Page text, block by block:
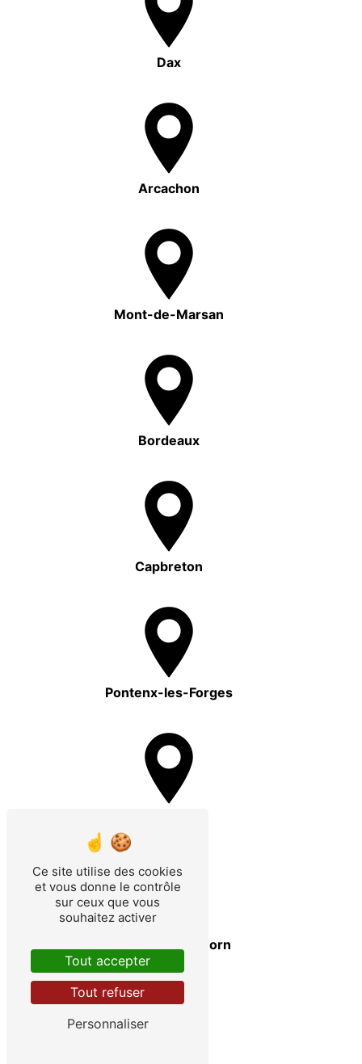
Dax
Arcachon
Mont-de-Marsan
Bordeaux
Capbreton
Pontenx-les-Forges
Saint-Paul-en-Born
Ce site utilise des cookies
et vous donne le contrôle
sur ceux que vous
souhaitez activer
Tout accepter
Tout refuser
Personnaliser